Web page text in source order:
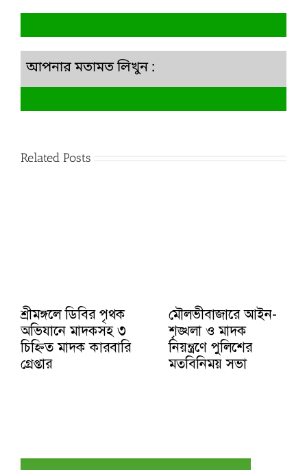
আপনার মতামত লিখুন :
Related Posts
শ্রীমঙ্গলে ডিবির পৃথক
অভিযানে মাদকসহ ৩
চিহ্নিত মাদক কারবারি
গ্রেপ্তার
মৌলভীবাজারে আইন-
শৃঙ্খলা ও মাদক
নিয়ন্ত্রণে পুলিশের
মতবিনিময় সভা